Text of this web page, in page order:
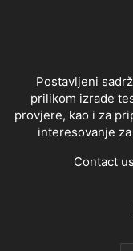
Postavljeni
prilikom izrade
provjere, kao i za
interesovanje
Contact